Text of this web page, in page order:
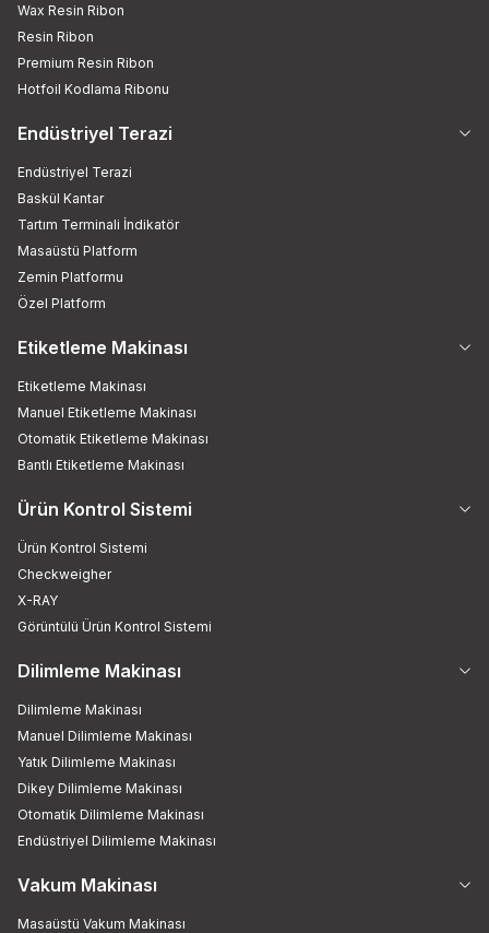
Wax Resin Ribon
Resin Ribon
Premium Resin Ribon
Hotfoil Kodlama Ribonu
Endüstriyel Terazi
Endüstriyel Terazi
Baskül Kantar
Tartım Terminali İndikatör
Masaüstü Platform
Zemin Platformu
Özel Platform
Etiketleme Makinası
Etiketleme Makinası
Manuel Etiketleme Makinası
Otomatik Etiketleme Makinası
Bantlı Etiketleme Makinası
Ürün Kontrol Sistemi
Ürün Kontrol Sistemi
Checkweigher
X-RAY
Görüntülü Ürün Kontrol Sistemi
Dilimleme Makinası
Dilimleme Makinası
Manuel Dilimleme Makinası
Yatık Dilimleme Makinası
Dikey Dilimleme Makinası
Otomatik Dilimleme Makinası
Endüstriyel Dilimleme Makinası
Vakum Makinası
Masaüstü Vakum Makinası